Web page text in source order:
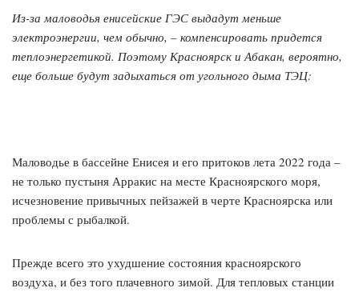
Из-за маловодья енисейские ГЭС выдадут меньше
электроэнергии, чем обычно, – компенсировать придется
теплоэнергетикой. Поэтому Красноярск и Абакан, вероятно,
еще больше будут задыхаться от угольного дыма ТЭЦ:
Маловодье в бассейне Енисея и его притоков лета 2022 года –
не только пустыня Арракис на месте Красноярского моря,
исчезновение привычных пейзажей в черте Красноярска или
проблемы с рыбалкой.
Прежде всего это ухудшение состояния красноярского
воздуха, и без того плачевного зимой. Для тепловых станции